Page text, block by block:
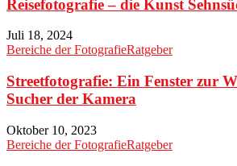
Reisefotografie – die Kunst
Juli 18, 2024
Bereiche der FotografieRatgeber
Streetfotografie: Ein Fenster zur
Sucher der Kamera
Oktober 10, 2023
Bereiche der FotografieRatgeber